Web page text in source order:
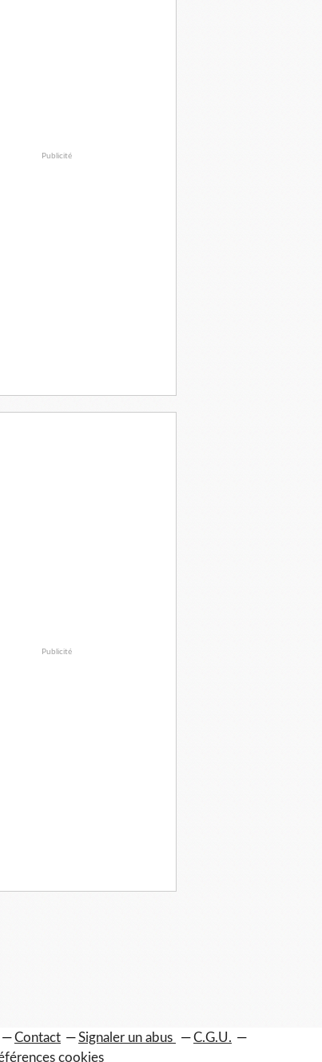
Publicité
Publicité
Contact Signaler un abus
C.G.U.
cookies